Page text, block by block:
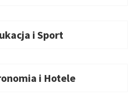
i Sport
i Hotele